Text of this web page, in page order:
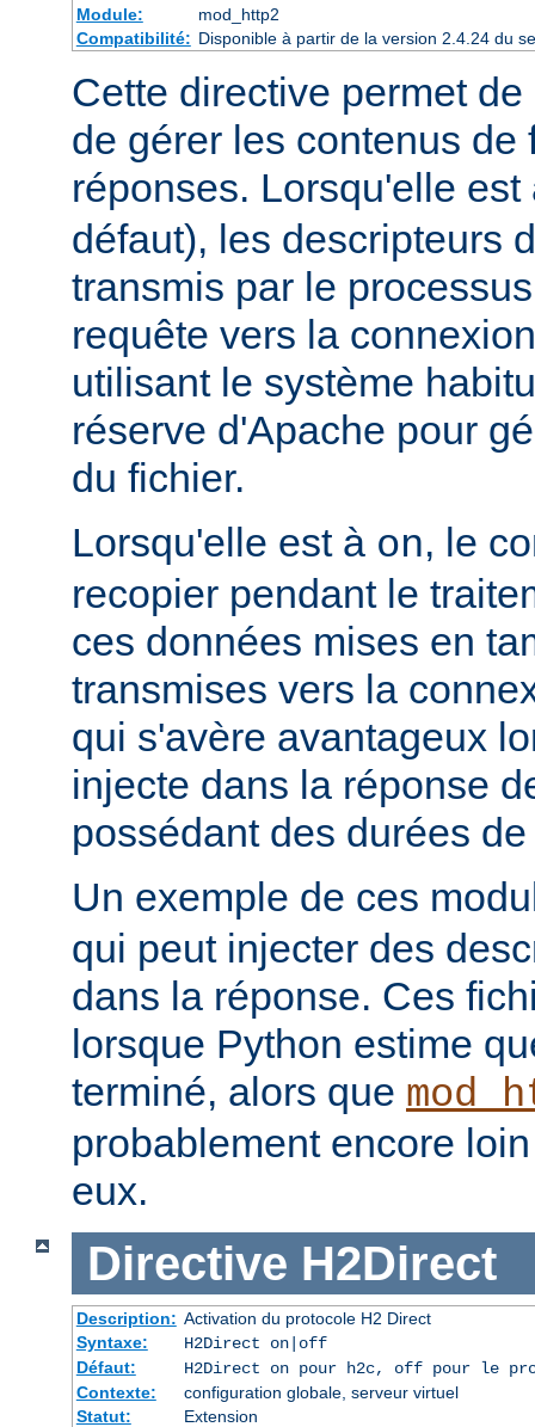
Module:
mod_http2
Compatibilité: Disponible à partir de la version 2.4.24 du
Cette directive permet
de gérer les contenus de
réponses. Lorsqu'elle
défaut), les descripteurs
transmis par le
requête vers la
utilisant le système
réserve d'Apache pour
du fichier.
Lorsqu'elle est à on, le
recopier pendant le
ces données mises en
transmises vers la
qui s'avère avantageux
injecte dans la réponse
possédant des durées
Un exemple de ces
qui peut injecter des
dans la réponse. Ces
lorsque Python estime
terminé, alors que
probablement encore
eux.
Directive H2Direct
Description: Activation du protocole H2 Direct
Syntaxe:
H2Direct on|off
Défaut:
H2Direct on pour h2c, off pour le
Contexte:
configuration globale, serveur virtuel
Statut:
Extension